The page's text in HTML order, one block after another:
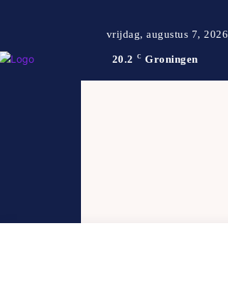
vrijdag, augustus 7, 2026
20.2 C Groningen